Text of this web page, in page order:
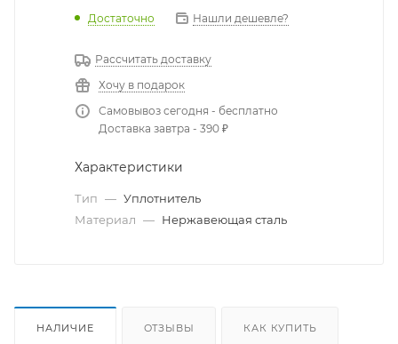
Достаточно Нашли дешевле?
Рассчитать доставку
Хочу в подарок
Самовывоз сегодня - бесплатно
Доставка завтра - 390 ₽
Характеристики
Тип — Уплотнитель
Материал — Нержавеющая сталь
НАЛИЧИЕ ОТЗЫВЫ КАК КУПИТЬ